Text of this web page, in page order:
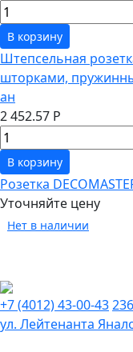
В корзину
Штепсельная
шторками,
ан
2 452.57 Р
В корзину
Розетка
Уточняйте цену
Нет в наличии
+7 (4012) 43-00-43
ул. Лейтенанта